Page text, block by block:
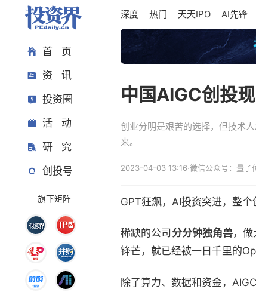
首 页
资 讯
投资圈
活 动
研 究
创投号
旗下矩阵
深度 热门 天天IPO AI先锋
中国AIGC创投
创业分明是艰苦的选择，但技术
来。
2023-04-03 13:16·微信公众号：量子
GPT狂飙，AI投资突进，整个
稀缺的公司 分分钟独角兽，
锋芒，就已经被一日千里的
除了算力、数据和资金，